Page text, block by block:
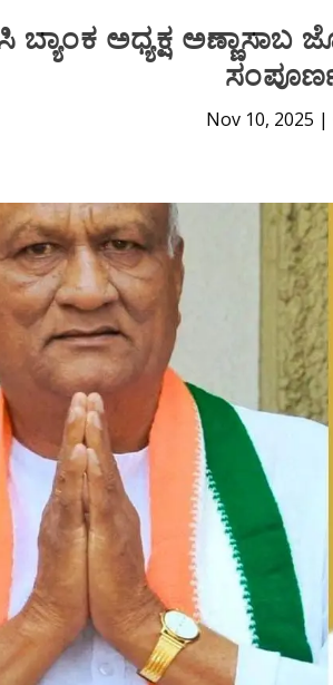
ಬ್ಯಾಂಕ ಅಧ್ಯಕ್ಷ ‌ಅಣ್ಣಾಸಾಬ
Nov 10, 2025 |